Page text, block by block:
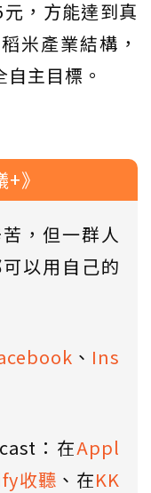
，方能達到真
米產業結構，
主目標。
》
，但一群人
以用自己的
、 Ins
：在Appl
收聽 、在KK